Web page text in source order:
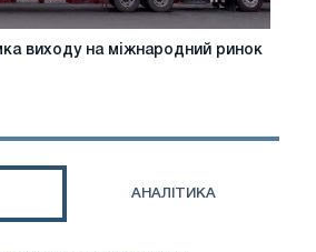
виходу на міжнародний ринок
АНАЛІТИКА